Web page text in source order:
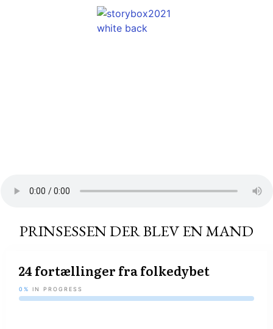
PRINSESSEN DER BLEV EN MAND
24 fortællinger fra folkedybet
0% IN PROGRESS